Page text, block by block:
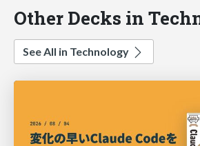
Other Decks in
See All in Technology